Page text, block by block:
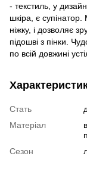
- текстиль, у
шкіра, є
ніжку, і дозволяє
підошві з пінки.
по всій довжині
Стать
Матеріал
Сезон